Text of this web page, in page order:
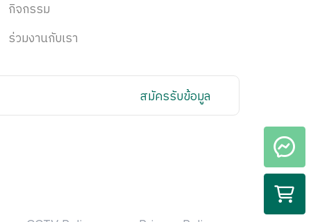
กิจกรรม
ร่วมงานกับเรา
สมัครรับข้อมูล